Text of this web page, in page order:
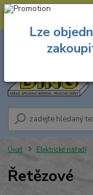
--- Spojovací materiál:
8.00 hod. - 16.00 hod.
Úvod Elektrické nářadí
Řetězové
Lze